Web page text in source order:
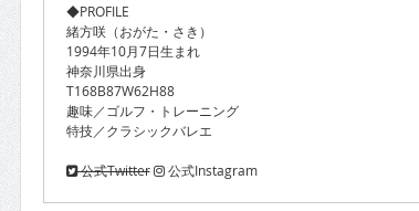
◆PROFILE
緒方咲（おがた・さき）
1994年10月7日生まれ
神奈川県出身
T168B87W62H88
趣味／ゴルフ・トレーニング
特技／クラシックバレエ
公式Twitter 公式Instagram